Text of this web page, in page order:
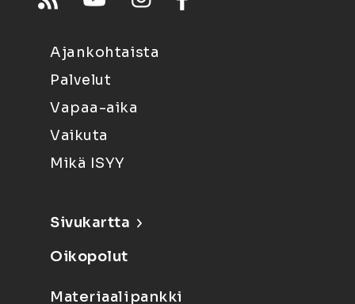
Ajankohtaista
Palvelut
Vapaa-aika
Vaikuta
Mikä ISYY
Sivukartta
Oikopolut
Materiaalipankki